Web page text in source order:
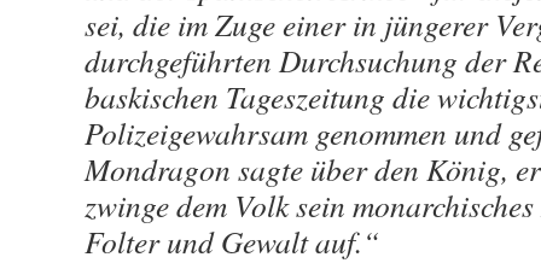
sei, die im Zuge einer in jüngerer
durchgeführten Durchsuchung der
baskischen Tageszeitung die
Polizeigewahrsam genommen und
Mondragon sagte über den König,
zwinge dem Volk sein
Folter und Gewalt auf.“